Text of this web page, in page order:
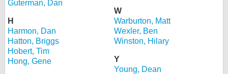
Guterman, Dan
H
Harmon, Dan
Hatton, Briggs
Hobert, Tim
Hong, Gene
W
Warburton, Matt
Wexler, Ben
Winston, Hilary
Y
Young, Dean